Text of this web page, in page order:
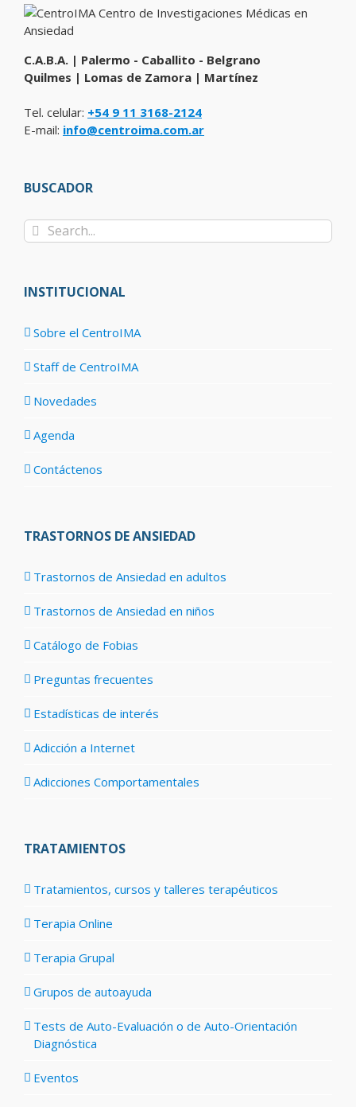
C.A.B.A. | Palermo - Caballito - Belgrano
Quilmes | Lomas de Zamora | Martínez
Tel. celular: +54 9 11 3168-2124
E-mail: info@centroima.com.ar
BUSCADOR
Search
for:
INSTITUCIONAL
Sobre el CentroIMA
Staff de CentroIMA
Novedades
Agenda
Contáctenos
TRASTORNOS DE ANSIEDAD
Trastornos de Ansiedad en adultos
Trastornos de Ansiedad en niños
Catálogo de Fobias
Preguntas frecuentes
Estadísticas de interés
Adicción a Internet
Adicciones Comportamentales
TRATAMIENTOS
Tratamientos, cursos y talleres terapéuticos
Terapia Online
Terapia Grupal
Grupos de autoayuda
Tests de Auto-Evaluación o de Auto-Orientación
Diagnóstica
Eventos